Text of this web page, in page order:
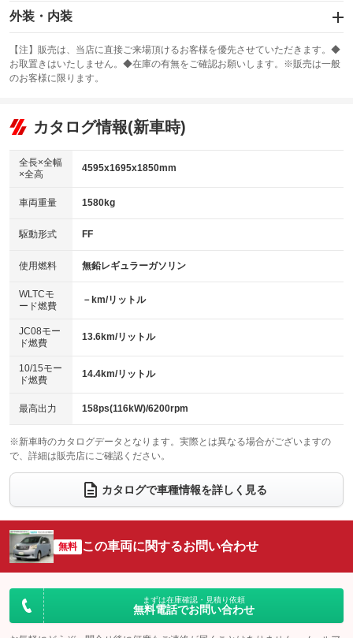
エアバッグ：運転席/助手席
：装備あり
：装備あり
サンルーフ
：装備なし ABS
リフトアップ
：装備なし
：装備なし
パワーウィンドウ
アイドリングストップ
：装備なし
USB入力端子
：装備なし
100V電源
：装備なし
センターデフロック
：装備なし
電動格納ミラー
：装備なし
外装・内装
カーナビ：HDDナビ
：装備あり
TV：フルセグ
：装備あり
ビジュアル：-／DVD再生
：装備あり
：装備あり
革シート
キーレス
HID(キセノンライト)
：装備あり
バックカメラ
：装備あり
エアロ
：装備なし
：装備なし
パワーシート
ベンチシート
：装備なし
チップアップシート
：装備なし
：装備なし ：装備なし
ウォークスルー
：装備あり
電動リアゲート フロントカメラ
：装備なし
：装備なし ：装備なし
サイドカメラ
：装備なし ルーフレール
：装備なし
：装備なし
：装備なし
【注】販売は、当店に直接ご来場頂けるお客様を優先させていただきます。◆
お取置きはいたしません。◆在庫の有無をご確認お願いします。※販売は一般
のお客様に限ります。
カタログ情報(新車時)
全長×全幅
×全高
4595x1695x1850mm
車両重量 1580kg
駆動形式 FF
使用燃料 無鉛レギュラーガソリン
WLTCモ
ード燃費
－km/リットル
JC08モー
ド燃費
13.6km/リットル
10/15モー
ド燃費
14.4km/リットル
最高出力 158ps(116kW)/6200rpm
※新車時のカタログデータとなります。実際とは異なる場合がございますの
で、詳細は販売店にご確認ください。
カタログで車種情報を詳しく見る
無料 この車両に関するお問い合わせ
まずは在庫確認・見積り依頼
無料電話でお問い合わせ